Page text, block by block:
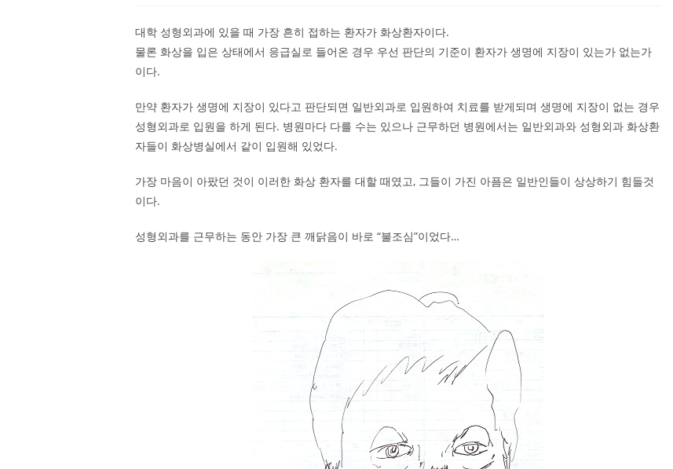
대학 성형외과에 있을 때 가장 흔히 접하는 환자가 화상환자이다.
물론 화상을 입은 상태에서 응급실로 들어온 경우 우선 판단의 기준이 환자가 생명에 지장이 있는가 없는가
이다.
만약 환자가 생명에 지장이 있다고 판단되면 일반외과로 입원하여 치료를 받게되며 생명에 지장이 없는 경우
성형외과로 입원을 하게 된다. 병원마다 다를 수는 있으나 근무하던 병원에서는 일반외과와 성형외과 화상환
자들이 화상병실에서 같이 입원해 있었다.
가장 마음이 아팠던 것이 이러한 화상 환자를 대할 때였고, 그들이 가진 아픔은 일반인들이 상상하기 힘들것
이다.
성형외과를 근무하는 동안 가장 큰 깨닭음이 바로 “불조심”이었다…